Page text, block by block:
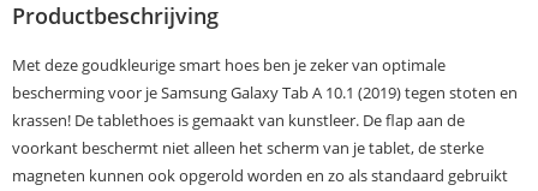
Productbeschrijving
Met deze goudkleurige smart hoes ben je zeker van optimale
bescherming voor je Samsung Galaxy Tab A 10.1 (2019) tegen stoten en
krassen! De tablethoes is gemaakt van kunstleer. De flap aan de
voorkant beschermt niet alleen het scherm van je tablet, de sterke
magneten kunnen ook opgerold worden en zo als standaard gebruikt